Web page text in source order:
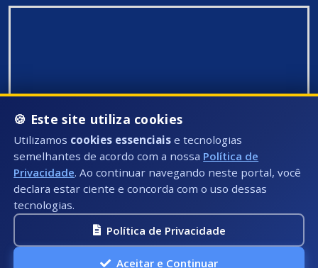
Todos Direitos Reservados ©: 2026
🍪 Este site utiliza cookies
Utilizamos cookies essenciais e tecnologias
semelhantes de acordo com a nossa Política de
Privacidade. Ao continuar navegando neste portal, você
declara estar ciente e concorda com o uso dessas
tecnologias.
Política de Privacidade
Aceitar e Continuar